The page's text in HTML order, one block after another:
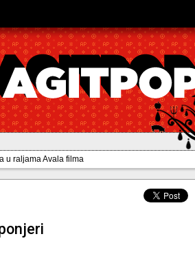
u raljama Avala filma